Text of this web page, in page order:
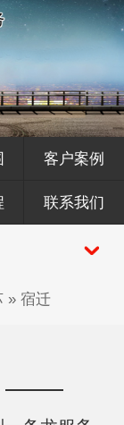
客户案例
联系我们
» 宿迁